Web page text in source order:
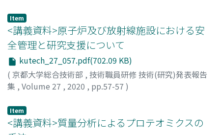
Item
<講義資料>原子炉及び放射線施設における安
全管理と研究支援について
kutech_27_057.pdf(702.09 KB)
( 京都大学総合技術部 , 技術職員研修 技術(研究)発表報告
集 , Volume 27 , 2020 , pp.57-57 )
Item
<講義資料>質量分析によるプロテオミクスの